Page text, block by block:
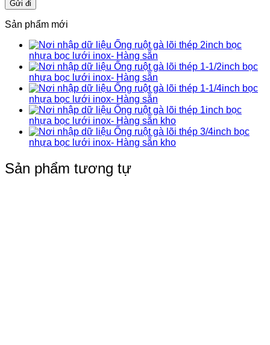
Sản phẩm mới
Ống ruột gà lõi thép 2inch bọc
nhựa bọc lưới inox- Hàng sẵn
Ống ruột gà lõi thép 1-1/2inch bọc
nhựa bọc lưới inox- Hàng sẵn
Ống ruột gà lõi thép 1-1/4inch bọc
nhựa bọc lưới inox- Hàng sẵn
Ống ruột gà lõi thép 1inch bọc
nhựa bọc lưới inox- Hàng sẵn kho
Ống ruột gà lõi thép 3/4inch bọc
nhựa bọc lưới inox- Hàng sẵn kho
Sản phẩm tương tự